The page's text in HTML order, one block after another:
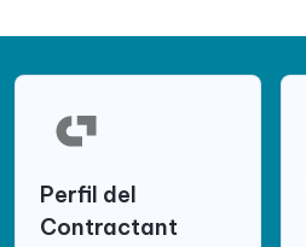
Perfil del
Contractant